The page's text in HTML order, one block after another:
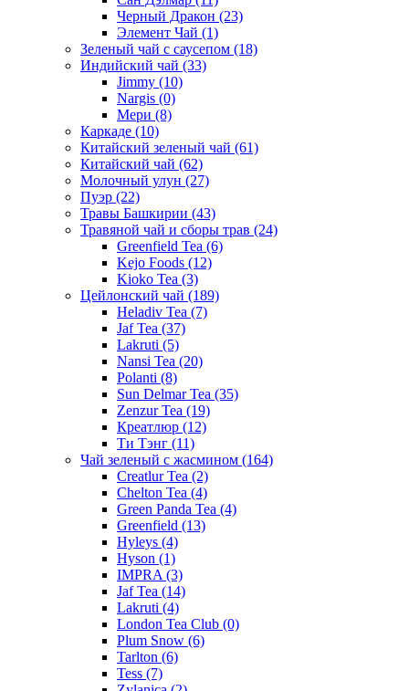
Черный Дракон (23)
Элемент Чай (1)
Зеленый чай с саусепом (18)
Индийский чай (33)
Jimmy (10)
Nargis (0)
Мери (8)
Каркаде (10)
Китайский зеленый чай (61)
Китайский чай (62)
Молочный улун (27)
Пуэр (22)
Травы Башкирии (43)
Травяной чай и сборы трав (24)
Greenfield Tea (6)
Kejo Foods (12)
Kioko Tea (3)
Цейлонский чай (189)
Heladiv Tea (7)
Jaf Tea (37)
Lakruti (5)
Nansi Tea (20)
Polanti (8)
Sun Delmar Tea (35)
Zenzur Tea (19)
Креатлюр (12)
Ти Тэнг (11)
Чай зеленый с жасмином (164)
Creatlur Tea (2)
Chelton Tea (4)
Green Panda Tea (4)
Greenfield (13)
Hyleys (4)
Hyson (1)
IMPRA (3)
Jaf Tea (14)
Lakruti (4)
London Tea Club (0)
Plum Snow (6)
Tarlton (6)
Tess (7)